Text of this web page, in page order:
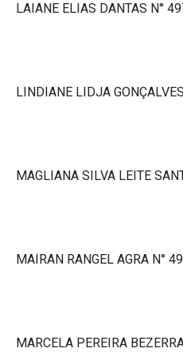
LAIANE ELIAS DANTAS N°
LINDIANE LIDJA
MAGLIANA SILVA LEITE
MAIRAN RANGEL AGRA N°
MARCELA PEREIRA